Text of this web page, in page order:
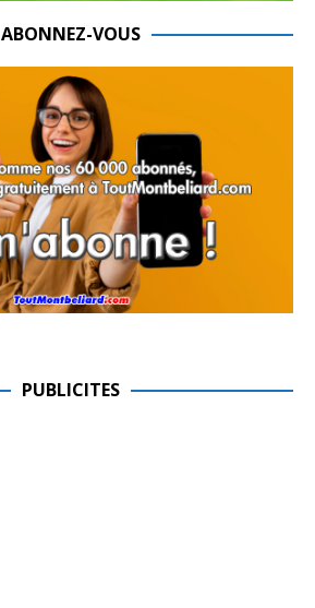
ABONNEZ-VOUS
PUBLICITES